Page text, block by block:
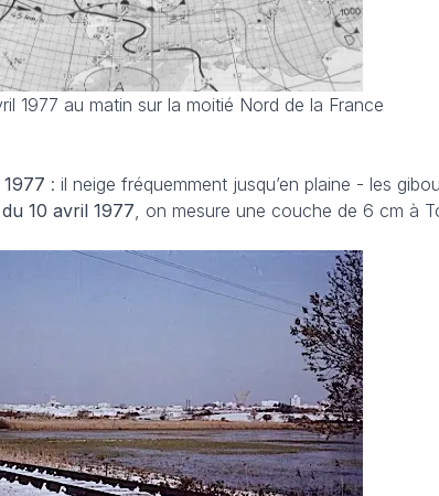
1977 au matin sur la moitié Nord de la France
1977 : il neige fréquemment jusqu’en plaine - les
10 avril 1977, on mesure une couche de 6 cm à